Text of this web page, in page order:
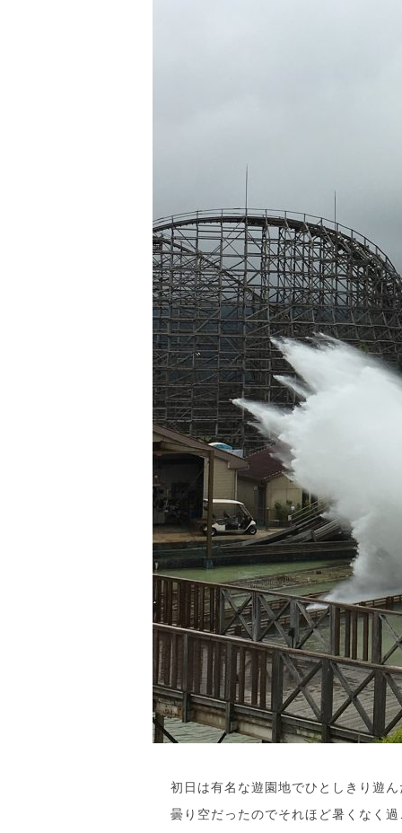
初日は有名な遊園地でひとしきり遊
曇り空だったのでそれほど暑くなく